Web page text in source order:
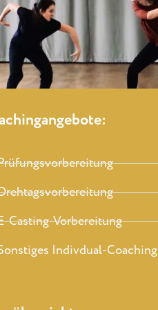
Casting-Vorbereitung
Indivdual-Coaching